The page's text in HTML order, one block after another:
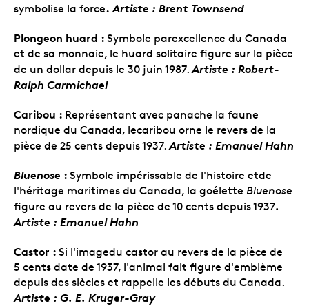
symbolise la force. Artiste : Brent Townsend
Plongeon huard : Symbole parexcellence du Canada
et de sa monnaie, le huard solitaire figure sur la pièce
de un dollar depuis le 30 juin 1987. Artiste : Robert-
Ralph Carmichael
Caribou : Représentant avec panache la faune
nordique du Canada, lecaribou orne le revers de la
pièce de 25 cents depuis 1937. Artiste : Emanuel Hahn
Bluenose : Symbole impérissable de l'histoire etde
l'héritage maritimes du Canada, la goélette Bluenose
figure au revers de la pièce de 10 cents depuis 1937.
Artiste : Emanuel Hahn
Castor : Si l'imagedu castor au revers de la pièce de
5 cents date de 1937, l'animal fait figure d'emblème
depuis des siècles et rappelle les débuts du Canada.
Artiste : G. E. Kruger-Gray